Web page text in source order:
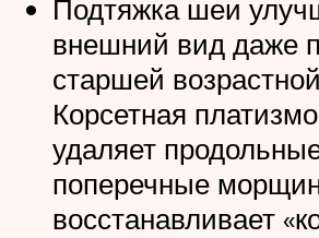
Подтяжка шеи
внешний вид даже
старшей
Корсетная
удаляет
поперечные
восстанавливает